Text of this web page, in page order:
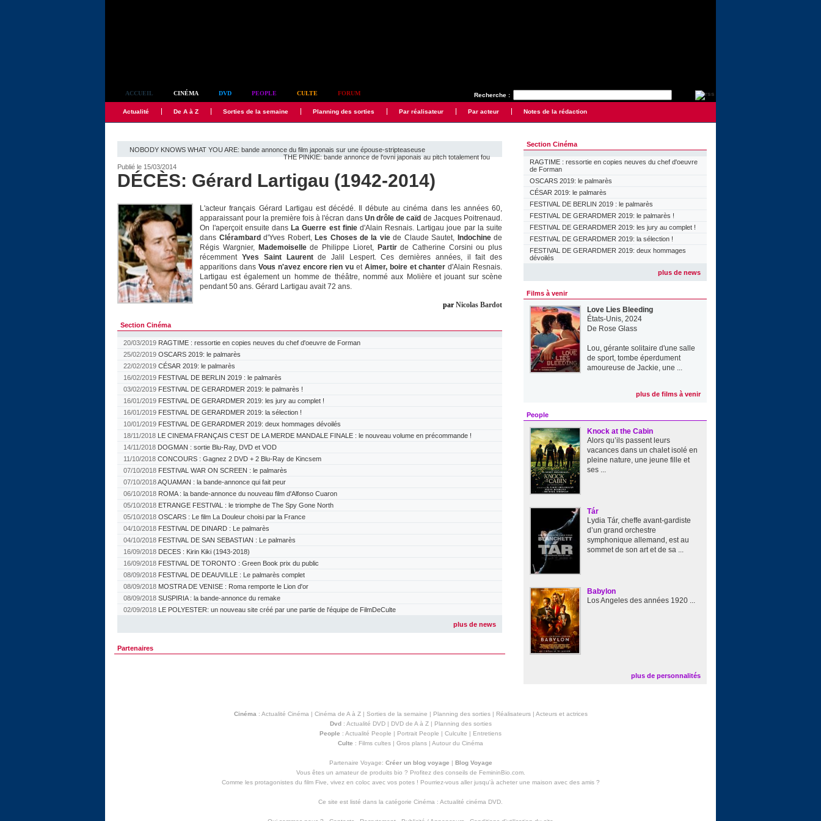
Recherche :
ACCUEIL CINÉMA DVD PEOPLE CULTE FORUM
Actualité De A à Z Sorties de la semaine Planning des sorties Par réalisateur Par acteur Notes de la rédaction
NOBODY KNOWS WHAT YOU ARE: bande annonce du film japonais sur une épouse-stripteaseuse
THE PINKIE: bande annonce de l'ovni japonais au pitch totalement fou
Publié le 15/03/2014
DÉCÈS: Gérard Lartigau (1942-2014)
L'acteur français Gérard Lartigau est décédé. Il débute au cinéma dans les années 60,
apparaissant pour la première fois à l'écran dans Un drôle de caïd de Jacques Poitrenaud.
On l'aperçoit ensuite dans La Guerre est finied'Alain Resnais. Lartigau joue par la suite
dans Clérambard d'Yves Robert, Les Choses de la viede Claude Sautet, Indochinede
Régis Wargnier, Mademoisellede Philippe Lioret, Partirde Catherine Corsini ou plus
récemmentYves Saint Laurentde Jalil Lespert. Ces dernières années, il fait des
apparitions dans Vous n'avez encore rien vu et Aimer, boire et chanter d'Alain Resnais.
Lartigau est également un homme de théâtre, nommé aux Molière et jouant sur scène
pendant 50 ans. Gérard Lartigau avait 72 ans.
par Nicolas Bardot
Section Cinéma
20/03/2019 RAGTIME : ressortie en copies neuves du chef d'oeuvre de Forman
25/02/2019 OSCARS 2019: le palmarès
22/02/2019 CÉSAR 2019: le palmarès
16/02/2019 FESTIVAL DE BERLIN 2019 : le palmarès
03/02/2019 FESTIVAL DE GERARDMER 2019: le palmarès !
16/01/2019 FESTIVAL DE GERARDMER 2019: les jury au complet !
16/01/2019 FESTIVAL DE GERARDMER 2019: la sélection !
10/01/2019 FESTIVAL DE GERARDMER 2019: deux hommages dévoilés
18/11/2018 LE CINEMA FRANÇAIS C’EST DE LA MERDE MANDALE FINALE : le nouveau volume en précommande !
14/11/2018 DOGMAN : sortie Blu-Ray, DVD et VOD
11/10/2018 CONCOURS : Gagnez 2 DVD + 2 Blu-Ray de Kincsem
07/10/2018 FESTIVAL WAR ON SCREEN : le palmarès
07/10/2018AQUAMAN : la bande-annonce qui fait peur
06/10/2018 ROMA : la bande-annonce du nouveau film d'Alfonso Cuaron
05/10/2018 ETRANGE FESTIVAL : le triomphe de The Spy Gone North
05/10/2018 OSCARS : Le film La Douleur choisi par la France
04/10/2018 FESTIVAL DE DINARD : Le palmarès
04/10/2018 FESTIVAL DE SAN SEBASTIAN : Le palmarès
16/09/2018 DECES : Kirin Kiki (1943-2018)
16/09/2018 FESTIVAL DE TORONTO : Green Book prix du public
08/09/2018 FESTIVAL DE DEAUVILLE : Le palmarès complet
08/09/2018 MOSTRA DE VENISE : Roma remporte le Lion d'or
08/09/2018 SUSPIRIA : la bande-annonce du remake
02/09/2018 LE POLYESTER: un nouveau site créé par une partie de l'équipe de FilmDeCulte
plus de news
Partenaires
Section Cinéma
RAGTIME : ressortie en copies neuves du chef d'oeuvre
de Forman
OSCARS 2019: le palmarès
CÉSAR 2019: le palmarès
FESTIVAL DE BERLIN 2019 : le palmarès
FESTIVAL DE GERARDMER 2019: le palmarès !
FESTIVAL DE GERARDMER 2019: les jury au complet !
FESTIVAL DE GERARDMER 2019: la sélection !
FESTIVAL DE GERARDMER 2019: deux hommages
dévoilés
plus de news
Films à venir
Love Lies Bleeding
États-Unis, 2024
De Rose Glass
Lou, gérante solitaire d'une salle
de sport, tombe éperdument
amoureuse de Jackie, une ...
plus de films à venir
People
Knock at the Cabin
Alors qu’ils passent leurs
vacances dans un chalet isolé en
pleine nature, une jeune fille et
ses ...
Tár
Lydia Tár, cheffe avant-gardiste
d’un grand orchestre
symphonique allemand, est au
sommet de son art et de sa ...
Babylon
Los Angeles des années 1920 ...
plus de personnalités
Cinéma : Actualité Cinéma | Cinéma de A à Z| Sorties de la semaine | Planning des sorties| Réalisateurs| Acteurs et actrices
Dvd: Actualité DVD| DVD de A à Z| Planning des sorties
People : Actualité People | Portrait People | Culculte | Entretiens
Culte : Films cultes | Gros plans | Autour du Cinéma
Partenaire Voyage: Créer un blog voyage | Blog Voyage
Vous êtes un amateur de produits bio ? Profitez des conseils de FemininBio.com.
Comme les protagonistes du film Five, vivez en coloc avec vos potes ! Pourriez-vous aller jusqu'à acheter une maison avec des amis?
Ce site est listé dans la catégorie Cinéma : Actualité cinéma DVD